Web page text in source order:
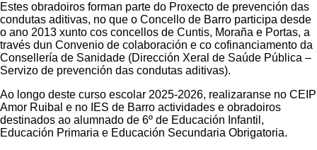
Estes obradoiros forman parte do Proxecto de prevención das
condutas aditivas, no que o Concello de Barro participa desde
o ano 2013 xunto cos concellos de Cuntis, Moraña e Portas, a
través dun Convenio de colaboración e co cofinanciamento da
Consellería de Sanidade (Dirección Xeral de Saúde Pública –
Servizo de prevención das condutas aditivas).
Ao longo deste curso escolar 2025-2026, realizaranse no CEIP
Amor Ruibal e no IES de Barro actividades e obradoiros
destinados ao alumnado de 6º de Educación Infantil,
Educación Primaria e Educación Secundaria Obrigatoria.